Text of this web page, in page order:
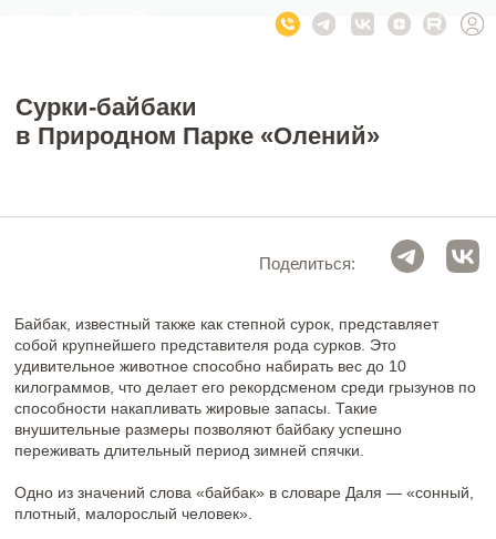
в Природном Парке «Олений»
удивительное животное способно набирать вес до 10
килограммов, что делает его рекордсменом среди грызунов по
переживать длительный период зимней спячки.
Одно из значений слова «байбак» в словаре Даля — «сонный,
плотный, малорослый человек».
Исторически байбаки обитали на обширных степных
территориях, включая Липецкую область. Однако к началу XX
века их популяция практически исчезла. Главной причиной
такого резкого сокращения численности стала активная охота,
поскольку животных добывали ради ценного меха, мяса и
распашка степных территорий под сельскохозяйственные
нужды.